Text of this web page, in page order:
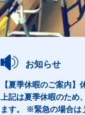
お知らせ
【夏季休暇のご案内
上記は夏季休暇のため
ます。 ※緊急の場合は